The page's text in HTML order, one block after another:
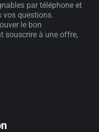
par téléphone et
vos questions.
le bon
souscrire à une offre,